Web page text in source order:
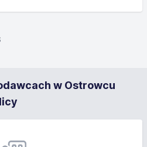
w Ostrowcu